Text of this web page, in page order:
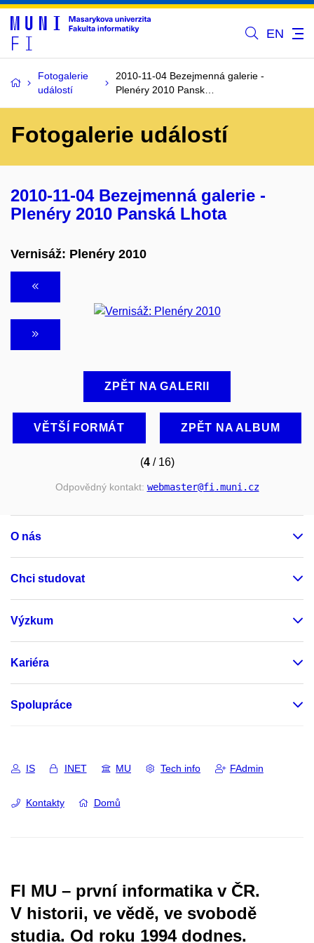
EN
Fotogalerie
událostí
2010-11-04 Bezejmenná galerie -
Plenéry 2010 Pansk…
Fotogalerie událostí
2010-11-04 Bezejmenná galerie -
Plenéry 2010 Panská Lhota
Vernisáž: Plenéry 2010
ZPĚT NA GALERII
VĚTŠÍ FORMÁT ZPĚT NA ALBUM
(4/ 16)
Odpovědný kontakt: webmaster@fi.muni.cz
O nás
Chci studovat
Výzkum
Kariéra
Spolupráce
IS INET MU Tech info FAdmin
Kontakty Domů
FI MU – první informatika v ČR.
V historii, ve vědě, ve svobodě
studia. Od roku 1994 dodnes.